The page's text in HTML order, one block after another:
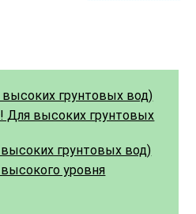
грунтовых вод)
Для высоких грунтовых
грунтовых вод)
уровня